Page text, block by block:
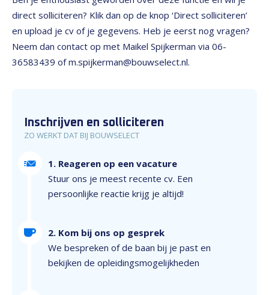
direct solliciteren? Klik dan op de knop ‘Direct solliciteren’
en upload je cv of je gegevens. Heb je eerst nog vragen?
Neem dan contact op met Maikel Spijkerman via 06-
36583439 of m.spijkerman@bouwselect.nl.
Inschrijven en solliciteren
ZO WERKT DAT BIJ BOUWSELECT
1. Reageren op een vacature
Stuur ons je meest recente cv. Een
persoonlijke reactie krijg je altijd!
2. Kom bij ons op gesprek
We bespreken of de baan bij je past en
bekijken de opleidingsmogelijkheden